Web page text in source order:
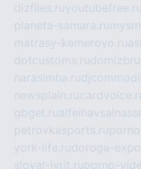
dizfiles.ruyoutubefree.ru
planeta-samara.ru
matrasy-kemerovo.ru
dotcustoms.ru
narasimha.ru
newsplain.ru
gbget.ru
petrovkasports.ru
york-life.rudoroga-
slovar-ivrit.ruporno-